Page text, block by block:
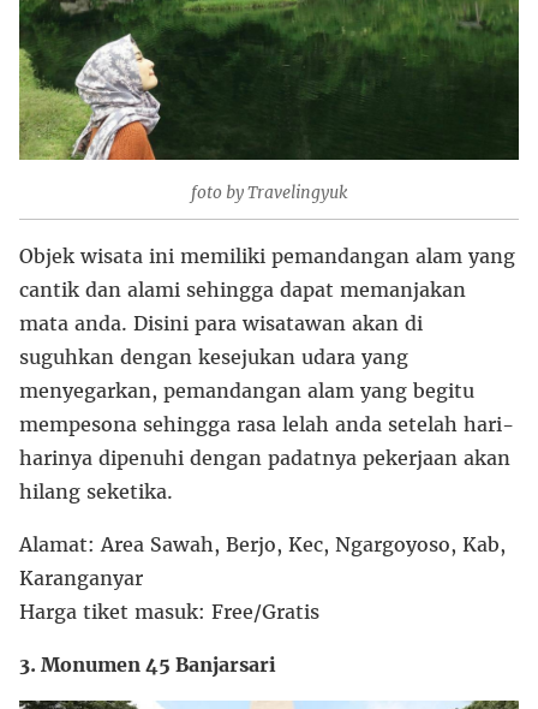
foto by Travelingyuk
Objek wisata ini memiliki pemandangan alam yang
cantik dan alami sehingga dapat memanjakan
mata anda. Disini para wisatawan akan di
suguhkan dengan kesejukan udara yang
menyegarkan, pemandangan alam yang begitu
mempesona sehingga rasa lelah anda setelah hari-
harinya dipenuhi dengan padatnya pekerjaan akan
hilang seketika.
Alamat: Area Sawah, Berjo, Kec, Ngargoyoso, Kab,
Karanganyar
Harga tiket masuk: Free/Gratis
3. Monumen 45 Banjarsari